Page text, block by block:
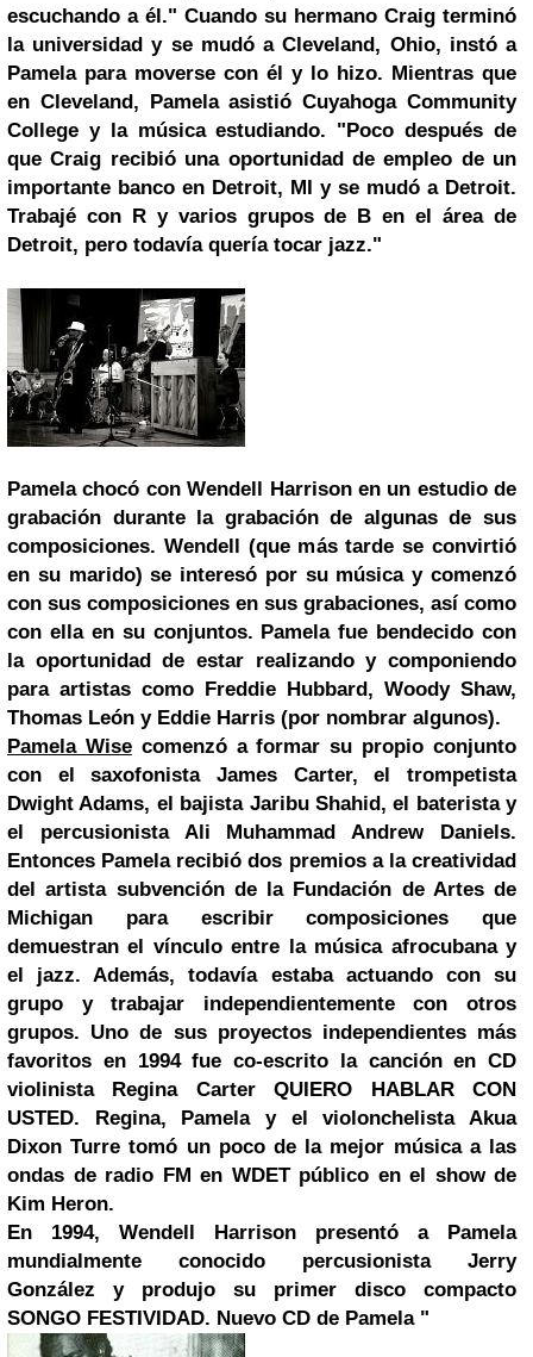
escuchando a él." Cuando su hermano Craig terminó
la universidad y se mudó a Cleveland, Ohio, instó a
Pamela para moverse con él y lo hizo. Mientras que
en Cleveland, Pamela asistió Cuyahoga Community
College y la música estudiando. "Poco después de
que Craig recibió una oportunidad de empleo de un
importante banco en Detroit, MI y se mudó a Detroit.
Trabajé con R y varios grupos de B en el área de
Detroit, pero todavía quería tocar jazz."
Pamela chocó con Wendell Harrison en un estudio de
grabación durante la grabación de algunasde sus
composiciones. Wendell (que más tarde se convirtió
en su marido) se interesó por su música y comenzó
con sus composiciones en sus grabaciones, así como
con ella en su conjuntos. Pamela fue bendecido con
la oportunidad de estar realizando y componiendo
para artistas como Freddie Hubbard, Woody Shaw,
Thomas León y Eddie Harris (por nombrar algunos).
Pamela Wisecomenzó a formar su propio conjunto
con el saxofonista James Carter, el trompetista
Dwight Adams, el bajista Jaribu Shahid, el baterista y
el percusionista Ali Muhammad Andrew Daniels.
Entonces Pamela recibió dos premios a la creatividad
del artista subvención de la Fundación de Artes de
Michigan para escribir composiciones que
demuestran el vínculo entre la música afrocubana y
el jazz. Además, todavía estaba actuando con su
grupo y trabajar independientemente con otros
grupos. Uno de sus proyectos independientes más
favoritos en 1994 fue co-escrito la canción en CD
violinista Regina Carter QUIERO HABLAR CON
USTED. Regina, Pamela y el violonchelista Akua
Dixon Turre tomó un poco de la mejor música a las
ondas de radio FM en WDET público en el show de
Kim Heron.
En 1994, Wendell Harrison presentó a Pamela
mundialmente conocido percusionista Jerry
González y produjo su primer disco compacto
SONGO FESTIVIDAD. Nuevo CD de Pamela "